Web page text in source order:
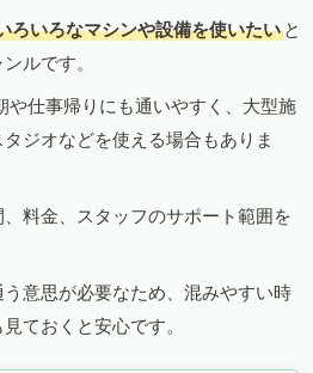
ろいろなマシンや設備を使いたい と
ルです。
仕事帰りにも通いやすく、大型施
ジオなどを使える場合もありま
料金、スタッフのサポート範囲を
意思が必要なため、混みやすい時
ておくと安心です。